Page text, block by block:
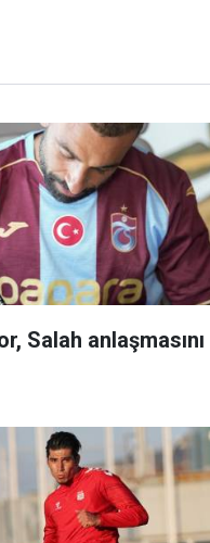
Salah anlaşmasını